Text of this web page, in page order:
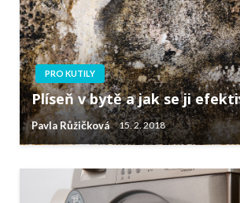
PRO KUTILY
Plíseň v bytě a jak se ji
Pavla Růžičková 15. 2. 2018